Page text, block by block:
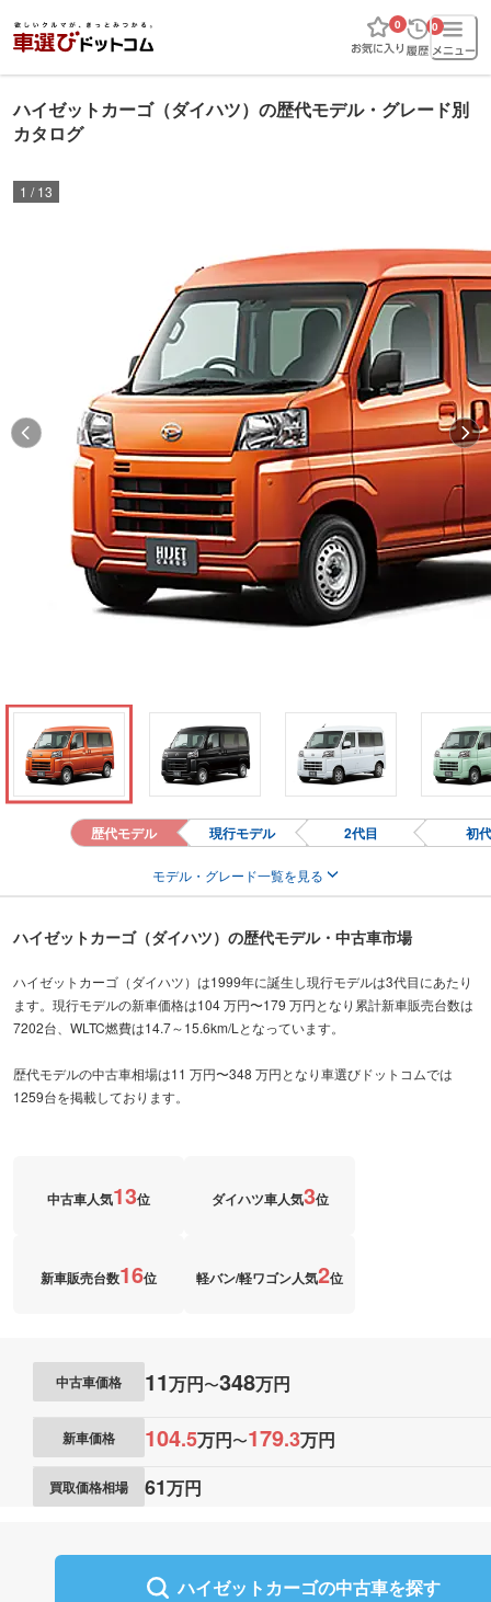
0 0
ハイゼットカーゴ（ダイハツ）の歴代モデル・グレード別
カタログ
1 /13
歴代モデル 現行モデル 2代目 初代
モデル・グレード一覧を見る
ハイゼットカーゴ（ダイハツ）の歴代モデル・中古車市場
ハイゼットカーゴ（ダイハツ）は1999年に誕生し現行モデルは3代目にあたり
ます。現行モデルの新車価格は104 万円〜179 万円となり累計新車販売台数は
7202台、WLTC燃費は14.7～15.6km/Lとなっています。
歴代モデルの中古車相場は11 万円〜348 万円となり車選びドットコムでは
1259台を掲載しております。
中古車人気13位 ダイハツ車人気3位
新車販売台数16位 軽バン/軽ワゴン人気2位
中古車価格 11万円〜348万円
新車価格 104.5万円〜179.3万円
買取価格相場 61万円
ハイゼットカーゴの中古車を探す